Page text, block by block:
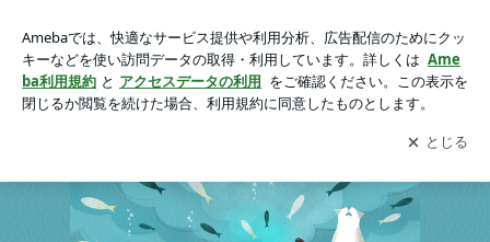
アプリをダウンロードして ブログの更新通知
を受け取りまし
ょう。
開く